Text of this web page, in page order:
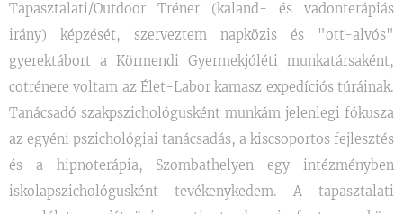
Tapasztalati/Outdoor Tréner (kaland- és vadonterápiás
irány) képzését, szerveztem napközis és "ott-alvós"
gyerektábort a Körmendi Gyermekjóléti munkatársaként,
cotrénere voltam az Élet-Labor kamasz expedíciós túráinak.
Tanácsadó szakpszichológusként munkám jelenlegi fókusza
az egyéni pszichológiai tanácsadás, a kiscsoportos fejlesztés
és a hipnoterápia, Szombathelyen egy intézményben
iskolapszichológusként tevékenykedem. A tapasztalati